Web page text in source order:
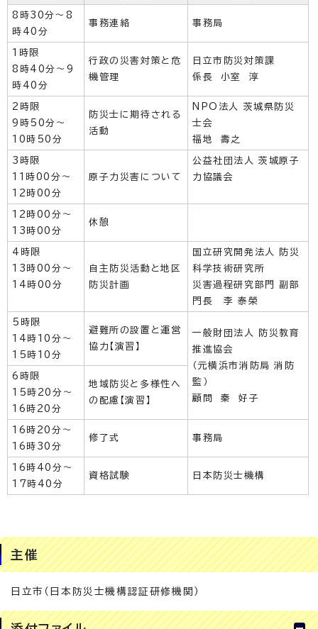
8時30分～8
時40分
事務連絡 事務局
1時限
8時40分～9
時40分
行政の災害対策と危
機管理
日立市防災対策課
係長 小室 淳
2時限
9時50分～
10時50分
防災士に期待される
活動
NPO法人 茨城県防災
士会
福地 壽之
3時限
11時00分～
12時00分
原子力災害について
公益社団法人 茨城原子
力協議会
12時00分～
13時00分
休憩
4時限
13時00分～
14時00分
自主防災活動と地区
防災計画
国立研究開発法人 防災
科学技術研究所
災害過程研究部門 副部
門長 李 泰榮
5時限
14時10分～
15時10分
避難所の設置と運営
協力【演習】
一般財団法人 防災教育
推進協会
（元横浜市消防局 消防
監）
顧問 秦 好子
6時限
15時20分～
16時20分
地域防災と多様性へ
の配慮【演習】
16時20分～
16時30分
修了式 事務局
16時40分～
17時40分
資格試験 日本防災士機構
主催
日立市（日本防災士機構認証研修機関）